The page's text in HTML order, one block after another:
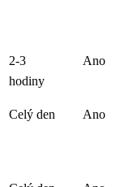
2-3
hodiny
Ano
Celý den Ano